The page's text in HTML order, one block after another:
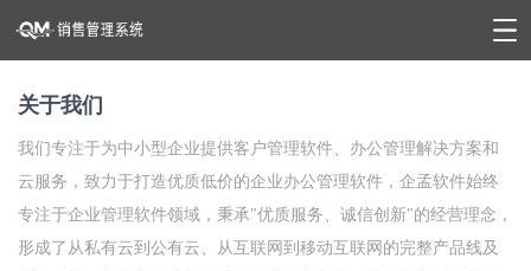
关于我们
我们专注于为中小型企业提供客户管理软件、办公管理解决方案和
云服务，致力于打造优质低价的企业办公管理软件，企孟软件始终
专注于企业管理软件领域，秉承"优质服务、诚信创新"的经营理念，
形成了从私有云到公有云、从互联网到移动互联网的完整产品线及